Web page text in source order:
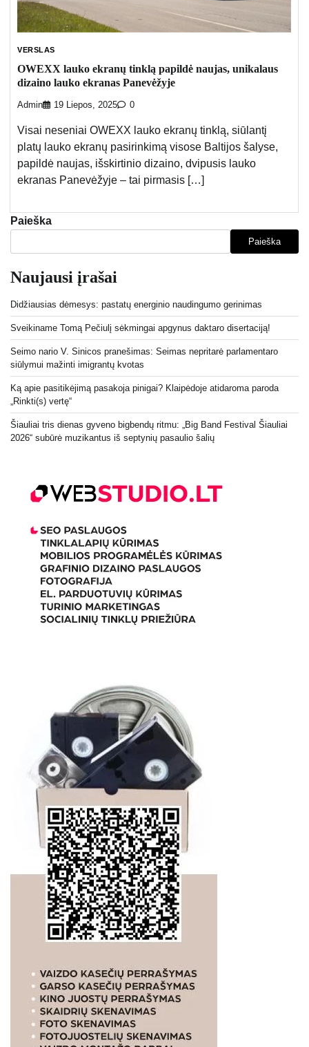
VERSLAS
OWEXX lauko ekranų tinklą papildė naujas, unikalaus
dizaino lauko ekranas Panevėžyje
Admin 19 Liepos, 2025 0
Visai neseniai OWEXX lauko ekranų tinklą, siūlantį
platų lauko ekranų pasirinkimą visose Baltijos šalyse,
papildė naujas, išskirtinio dizaino, dvipusis lauko
ekranas Panevėžyje – tai pirmasis […]
Paieška
Paieška
Naujausi įrašai
Didžiausias dėmesys: pastatų energinio naudingumo gerinimas
Sveikiname Tomą Pečiulį sėkmingai apgynus daktaro disertaciją!
Seimo nario V. Sinicos pranešimas: Seimas nepritarė parlamentaro
siūlymui mažinti imigrantų kvotas
Ką apie pasitikėjimą pasakoja pinigai? Klaipėdoje atidaroma paroda
„Rinkti(s) vertę“
Šiauliai tris dienas gyveno bigbendų ritmu: „Big Band Festival Šiauliai
2026“ subūrė muzikantus iš septynių pasaulio šalių